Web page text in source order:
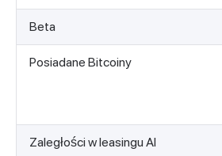
Beta
Posiadane Bitcoiny
Zaległości w leasingu AI